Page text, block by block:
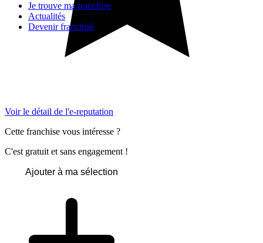
Je trouve ma franchise
Actualités
Devenir franchisé
Voir le détail de l'e-reputation
Cette franchise vous intéresse ?
C'est gratuit et sans engagement !
Ajouter à ma sélection